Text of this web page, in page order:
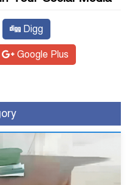
Digg
Google Plus